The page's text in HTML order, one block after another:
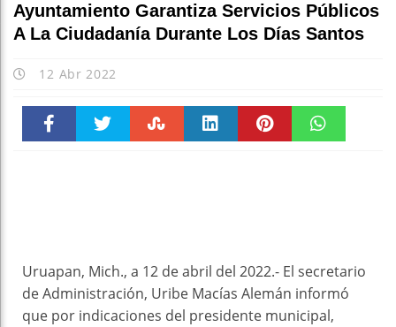
Ayuntamiento Garantiza Servicios Públicos
A La Ciudadanía Durante Los Días Santos
12 Abr 2022
Uruapan, Mich., a 12 de abril del 2022.- El secretario
de Administración, Uribe Macías Alemán informó
que por indicaciones del presidente municipal,